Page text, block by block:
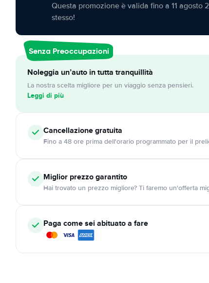
Questa promozione è valida fino a 11 agosto
stesso!
Senza Preoccupazioni
Noleggia un’auto in tutta tranquillità
La nostra scelta migliore per un viaggio senza pensieri.
Leggi di più
Cancellazionegratuita
Fino a 48 ore prima dell'orario programmato per il
Miglior prezzo garantito
Hai trovato un prezzo migliore? Ti faremo un'offerta
Paga come sei abituato a fare